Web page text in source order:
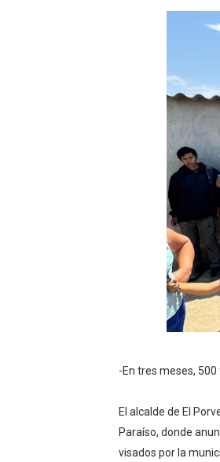
La
-En tres meses,
El alcalde de El
Paraíso, donde
visados por la